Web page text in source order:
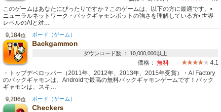
このゲームはあなたにぴったりですか？このゲームは、以下の方に最適です。•
ニューラルネットワーク・バックギャモンボットの強さを理解している方• 世界
レベルのAIと対…
9,184位 ボード（ゲーム）
Backgammon
ダウンロード数 ： 10,000,000以上
価格： 無料
4.1
・トップデベロッパー（2011年、2012年、2013年、2015年受賞）・AI Factory
のバックギャモンは、Androidで最高の無料バックギャモンゲームです！バック
ギャモンは、スキ…
9,206位 ボード（ゲーム）
Checkers